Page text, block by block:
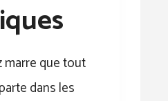
marre que tout
dans les